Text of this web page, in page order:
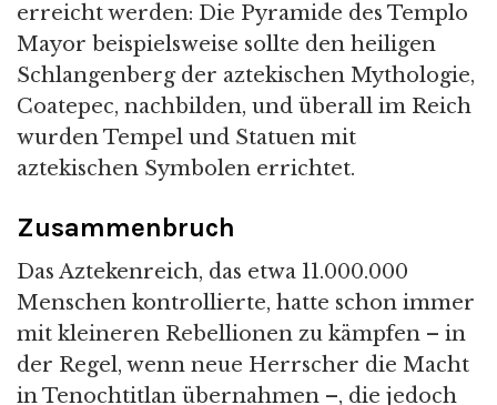
erreicht werden: Die Pyramide des Templo
Mayor beispielsweise sollte den heiligen
Schlangenberg der aztekischen Mythologie,
Coatepec, nachbilden, und überall im Reich
wurden Tempel und Statuen mit
aztekischen Symbolen errichtet.
Zusammenbruch
Das Aztekenreich, das etwa 11.000.000
Menschen kontrollierte, hatte schon immer
mit kleineren Rebellionen zu kämpfen – in
der Regel, wenn neue Herrscher die Macht
in Tenochtitlan übernahmen –, die jedoch